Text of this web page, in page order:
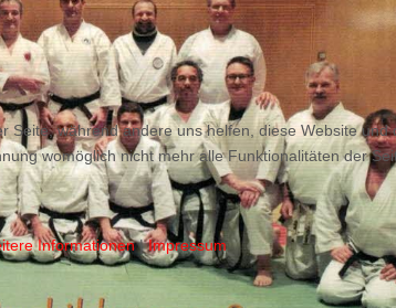
während andere uns helfen, diese Website
womöglich nicht mehr alle Funktionalitäten der
Informationen|Impressum